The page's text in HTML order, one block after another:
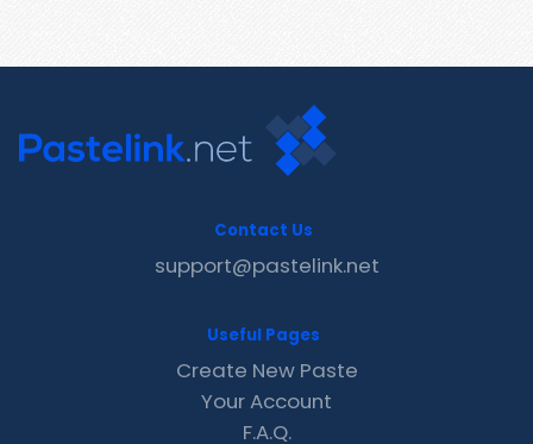
Contact Us
support@pastelink.net
Useful Pages
Create New Paste
Your Account
F.A.Q.